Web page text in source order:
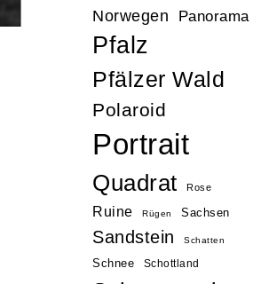
Norwegen Panorama
Pfalz
Pfälzer Wald
Polaroid
Portrait
Quadrat Rose
Ruine Rügen Sachsen
Sandstein Schatten
Schnee Schottland